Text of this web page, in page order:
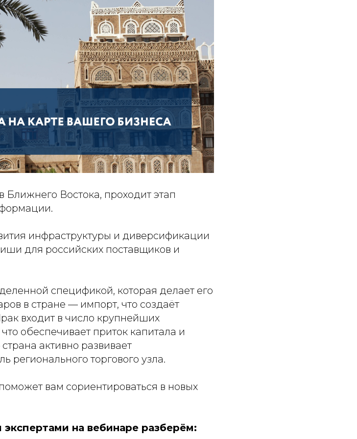
Ближнего Востока, проходит этап
инфраструктуры и диверсификации
для российских поставщиков и
спецификой, которая делает его
в стране — импорт, что создаёт
входит в число крупнейших
обеспечивает приток капитала и
активно развивает
регионального торгового узла.
вам сориентироваться в новых
на вебинаре разберём: